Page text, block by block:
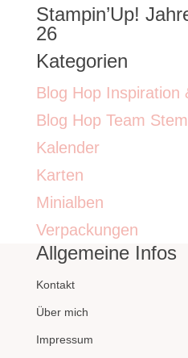
Stampin’Up!
26
Kategorien
Blog Hop Inspiration
Blog Hop Team
Kalender
Karten
Minialben
Verpackungen
Allgemeine Infos
Kontakt
Über mich
Impressum